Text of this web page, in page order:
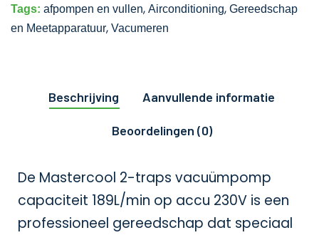
Tags: afpompen en vullen, Airconditioning, Gereedschap
en Meetapparatuur, Vacumeren
Beschrijving Aanvullende informatie
Beoordelingen (0)
De Mastercool 2-traps vacuümpomp
capaciteit 189L/min op accu 230V is een
professioneel gereedschap dat speciaal